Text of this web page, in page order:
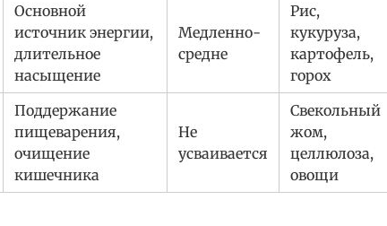
Основной
источник энергии,
длительное
насыщение
Медленно-
средне
Рис,
кукуруза,
картофель,
горох
Поддержание
пищеварения,
очищение
кишечника
Не
усваивается
Свекольный
жом,
целлюлоза,
овощи